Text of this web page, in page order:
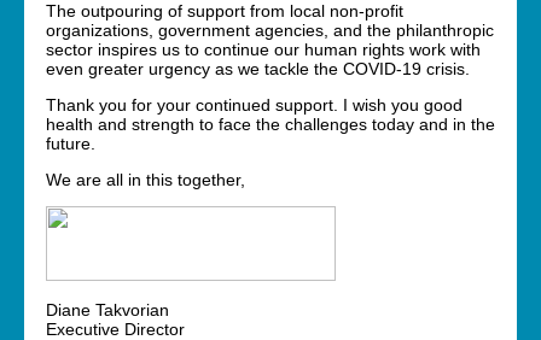
The outpouring of support from local non-profit
organizations, government agencies, and the philanthropic
sector inspires us to continue our human rights work with
even greater urgency as we tackle the COVID-19 crisis.
Thank you for your continued support. I wish you good
health and strength to face the challenges today and in the
future.
We are all in this together,
Diane Takvorian
Executive Director